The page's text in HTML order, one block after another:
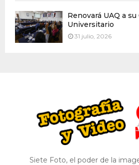
Renovará UAQ a
Universitario
31 julio, 2026
Siete Foto, el poder de la